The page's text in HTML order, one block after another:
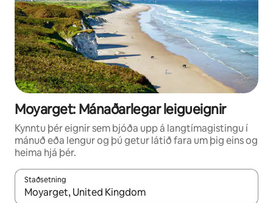
Moyarget: Mánaðarlegar leigueignir
Kynntu þér eignir sem bjóða upp á langtímagistingu í
mánuð eða lengur og þú getur látið fara um þig eins og
heima hjá þér.
Staðsetning
Þegar niðurstöður liggja fyrir skaltu nota upp og niður